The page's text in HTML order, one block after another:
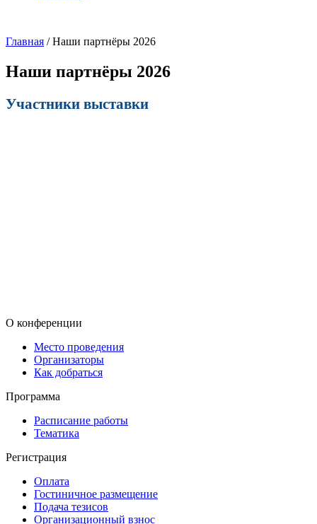
Главная /Наши партнёры 2026
Наши партнёры 2026
Участники выставки
О конференции
Место проведения
Организаторы
Как добраться
Программа
Расписание работы
Тематика
Регистрация
Оплата
Гостиничное размещение
Подача тезисов
Организационный взнос